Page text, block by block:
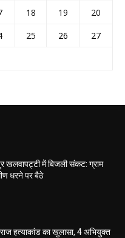
18 19
20
25 26
27
खलवापट्टी में बिजली संकट: ग्राम
धरने पर बैठे
हत्याकांड का खुलासा, 4 अभियुक्त